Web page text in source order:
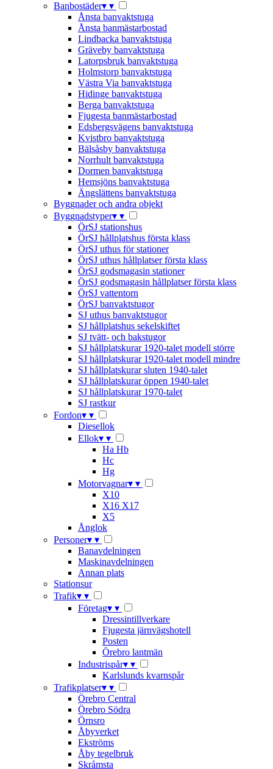
Banbostäder▾ ▾
Ånsta banvaktstuga
Ånsta banmästarbostad
Lindbacka banvaktstuga
Gräveby banvaktstuga
Latorpsbruk banvaktstuga
Holmstorp banvaktstuga
Västra Via banvaktstuga
Hidinge banvaktstuga
Berga banvaktstuga
Fjugesta banmästarbostad
Edsbergsvägens banvaktstuga
Kvistbro banvaktstuga
Bälsåsby banvaktstuga
Norrhult banvaktstuga
Dormen banvaktstuga
Hemsjöns banvaktstuga
Ängslättens banvaktstuga
Byggnader och andra objekt
Byggnadstyper▾ ▾
ÖrSJ stationshus
ÖrSJ hållplatshus första klass
ÖrSJ uthus för stationer
ÖrSJ uthus hållplatser första klass
ÖrSJ godsmagasin stationer
ÖrSJ godsmagasin hållplatser första klass
ÖrSJ vattentorn
ÖrSJ banvaktstugor
SJ uthus banvaktstugor
SJ hållplatshus sekelskiftet
SJ tvätt- och bakstugor
SJ hållplatskurar 1920-talet modell större
SJ hållplatskurar 1920-talet modell mindre
SJ hållplatskurar sluten 1940-talet
SJ hållplatskurar öppen 1940-talet
SJ hållplatskurar 1970-talet
SJ rastkur
Fordon▾ ▾
Diesellok
Ellok▾ ▾
Ha Hb
Hc
Hg
Motorvagnar▾ ▾
X10
X16 X17
X5
Ånglok
Personer▾ ▾
Banavdelningen
Maskinavdelningen
Annan plats
Stationsur
Trafik▾ ▾
Företag▾ ▾
Dressintillverkare
Fjugesta järnvägshotell
Posten
Örebro lantmän
Industrispår▾ ▾
Karlslunds kvarnspår
Trafikplatser▾ ▾
Örebro Central
Örebro Södra
Örnsro
Åbyverket
Ekströms
Åby tegelbruk
Skråmsta